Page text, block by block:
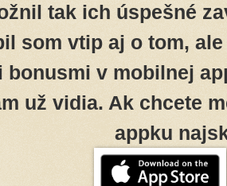
tak ich úspešné
som vtip aj o tom,
bonusmi v mobilnej
už vidia. Ak chcete
appku